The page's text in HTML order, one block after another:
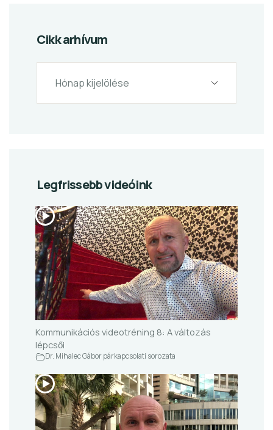
Cikk arhívum
Legfrissebb videóink
Kommunikációs videotréning 8: A változás
lépcsői
Dr. Mihalec Gábor párkapcsolati sorozata